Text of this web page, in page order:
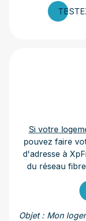
Si votre
pouvez faire
d'adresse à
du réseau
Objet : Mon